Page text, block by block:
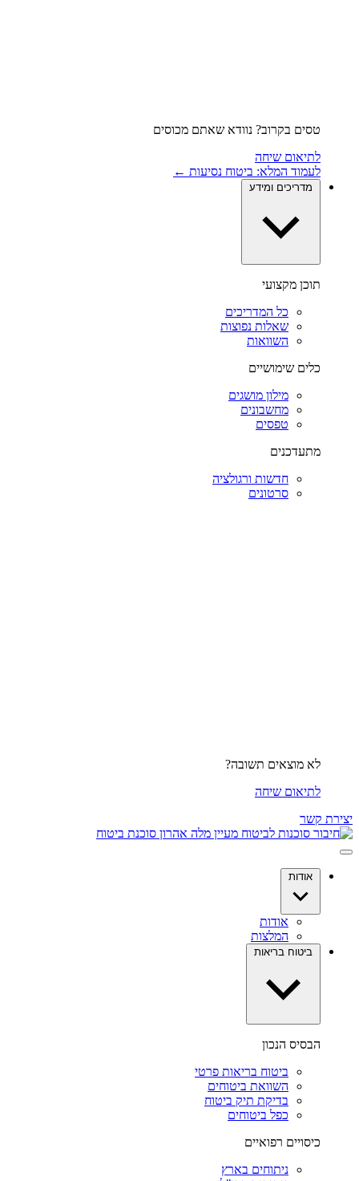
טסים בקרוב? נוודא שאתם מכוסים
לתיאום שיחה
לעמוד המלא: ביטוח נסיעות ←
מדריכים ומידע
תוכן מקצועי
כל המדריכים
שאלות נפוצות
השוואות
כלים שימושיים
מילון מושגים
מחשבונים
טפסים
מתעדכנים
חדשות ורגולציה
סרטונים
לא מוצאים תשובה?
לתיאום שיחה
יצירת קשר
אודות
אודות
המלצות
ביטוח בריאות
הבסיס הנכון
ביטוח בריאות פרטי
השוואת ביטוחים
בדיקת תיק ביטוח
כפל ביטוחים
כיסויים רפואיים
ניתוחים בארץ